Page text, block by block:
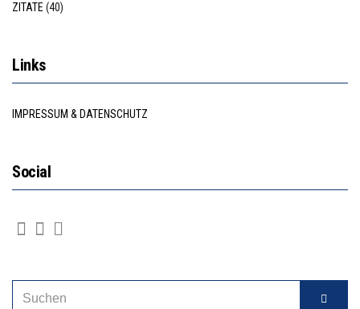
ZITATE (40)
Links
IMPRESSUM & DATENSCHUTZ
Social